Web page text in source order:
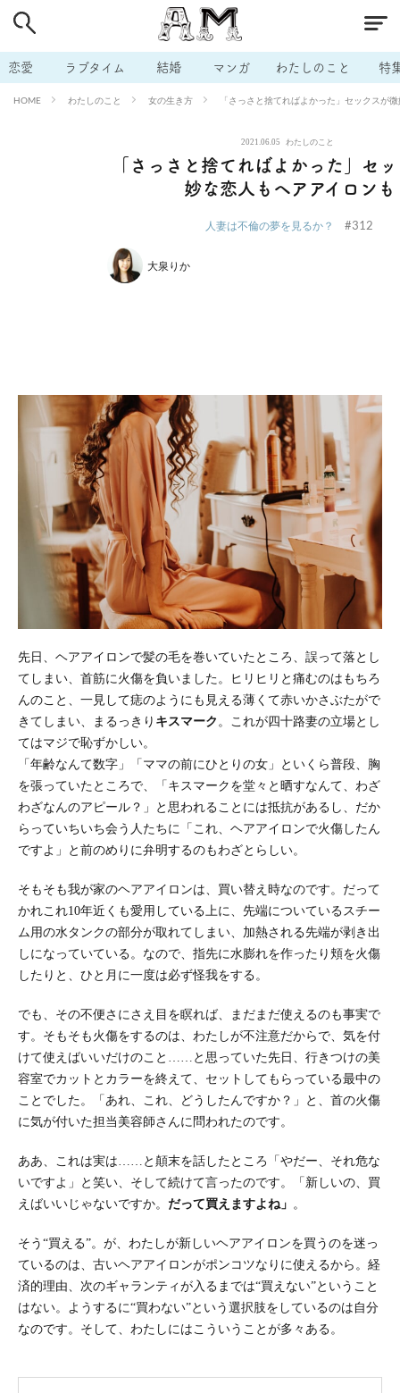
恋愛 ラブタイム 結婚 マンガ わたしのこと 特
HOME わたしのこと 女の生き方 「さっさと捨てればよかった」セックスが
2021.06.05 わたしのこと
「さっさと捨てればよかった」セ
妙な恋人もヘアアイロンも
人妻は不倫の夢を見るか？ #312
大泉りか
先日、ヘアアイロンで髪の毛を巻いていたところ、誤って落とし
てしまい、首筋に火傷を負いました。ヒリヒリと痛むのはもちろ
んのこと、一見して痣のようにも見える薄くて赤いかさぶたがで
きてしまい、まるっきり キスマーク 。これが四十路妻の立場とし
てはマジで恥ずかしい。
「年齢なんて数字」「ママの前にひとりの女」といくら普段、胸
を張っていたところで、「キスマークを堂々と晒すなんて、わざ
わざなんのアピール？」と思われることには抵抗があるし、だか
らっていちいち会う人たちに「これ、ヘアアイロンで火傷したん
ですよ」と前のめりに弁明するのもわざとらしい。
そもそも我が家のヘアアイロンは、買い替え時なのです。だって
かれこれ10年近くも愛用している上に、先端についているスチー
ム用の水タンクの部分が取れてしまい、加熱される先端が剥き出
しになっていている。なので、指先に水膨れを作ったり頬を火傷
したりと、ひと月に一度は必ず怪我をする。
でも、その不便さにさえ目を瞑れば、まだまだ使えるのも事実で
す。そもそも火傷をするのは、わたしが不注意だからで、気を付
けて使えばいいだけのこと……と思っていた先日、行きつけの美
容室でカットとカラーを終えて、セットしてもらっている最中の
ことでした。「あれ、これ、どうしたんですか？」と、首の火傷
に気が付いた担当美容師さんに問われたのです。
ああ、これは実は……と顛末を話したところ「やだー、それ危な
いですよ」と笑い、そして続けて言ったのです。「新しいの、買
えばいいじゃないですか。 だって買えますよね」 。
そう“買える”。が、わたしが新しいヘアアイロンを買うのを迷っ
ているのは、古いヘアアイロンがポンコツなりに使えるから。経
済的理由、次のギャランティが入るまでは“買えない”ということ
はない。ようするに“買わない”という選択肢をしているのは自分
なのです。そして、わたしにはこういうことが多々ある。
# 男の本音 # セフレ # 不倫
# 出会う方法 # マッチングアプリ # ラブグッズ # 体の相